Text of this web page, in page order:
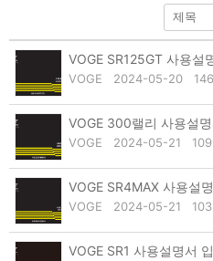
VOGE SR125GT 사용설
VOGE 2024-05-20
VOGE 300랠리 사용설
VOGE 2024-05-21
VOGE SR4MAX 사용설
VOGE 2024-05-21
VOGE SR1 사용설명서